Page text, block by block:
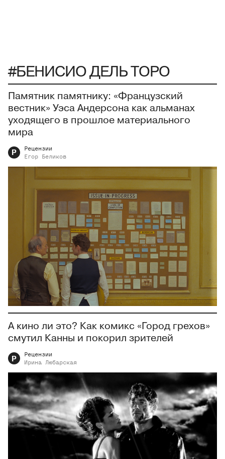
#БЕНИСИО ДЕЛЬ ТОРО
Памятник памятнику: «Французский
вестник» Уэса Андерсона как альманах
уходящего в прошлое материального
мира
Р
Рецензии
Егор
Беликов
А кино ли это? Как комикс «Город грехов»
смутил Канны и покорил зрителей
Р
Рецензии
Ирина
Любарская